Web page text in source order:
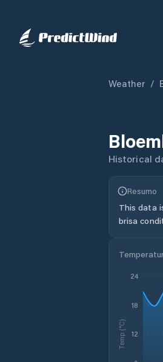
Weather /
Historical
Resumo
This data
brisa
12
18
24
Temp (°C)